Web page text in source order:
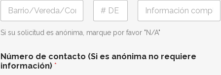
e
c
t
ó
n
Si su solicitud es anónima, marque por favor "N/A"
Número de contacto (Si es anónima no requiere
información) *